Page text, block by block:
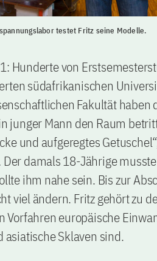
testet Fritz seine Modelle.
Hunderte von
südafrikanischen
Fakultät haben
junger Mann den Raum
und aufgeregtes
damals 18-Jährige
ihm nahe sein. Bis zur
viel ändern. Fritz gehört zu
Vorfahren europäische
Sklaven sind.